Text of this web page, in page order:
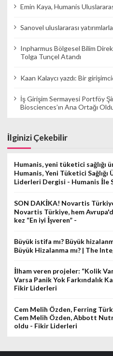
Emin Kaya, Humanis
Sanovel uluslararası
Inpharmus Bölgesel Bilim
Tolga Tunçel Atandı
Kaan Kalaycı yazdı: Bir
İş Girişim Sermayesi Portföy
Biosciences’ın Ana Ortağı
İlginizi Çekebilir
Humanis, yeni tüketici sağlığı
Humanis, Yeni Tüketici
Liderleri Dergisi - Humanis İle
SON DAKİKA! Novartis Türkiye
Novartis Türkiye, hem
kez “En iyi İşveren” -
Büyük istifa mı? Büyük
Büyük Hizalanma mı? | The
İlham veren projeler: “Kolik
Varsa Panik Yok Farkındalık
Fikir Liderleri
Cem Melih Özden, Ferring
Cem Melih Özden, Abbott
oldu - Fikir Liderleri